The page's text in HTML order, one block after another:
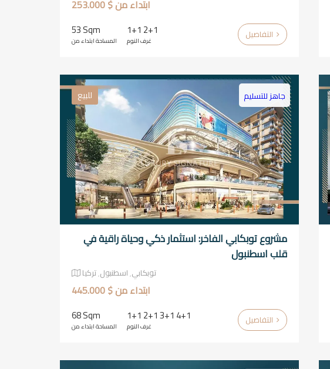
ابتداء من $ 253.000
53 Sqm
المساحة ابتداء من
1+1 2+1
غرف النوم
للبيع جاهز للتسليم
مشروع توبكابي الفاخر: استثمار ذكي وحياة راقية في
قلب اسطنبول
توبكابي٬ اسطنبول٬ تركيا
ابتداء من $ 445.000
68 Sqm
المساحة ابتداء من
1+1 2+1 3+1 4+1
غرف النوم